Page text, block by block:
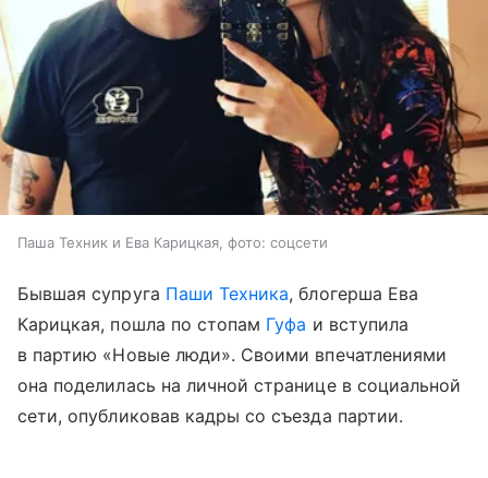
Паша Техник и Ева Карицкая, фото: соцсети
Бывшая супруга Паши Техника, блогерша Ева
Карицкая, пошла по стопам Гуфа и вступила
в партию «Новые люди». Своими впечатлениями
она поделилась на личной странице в социальной
сети, опубликовав кадры со съезда партии.